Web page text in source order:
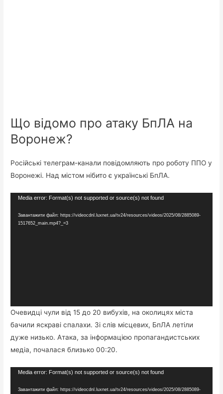
Що відомо про атаку БпЛА на
Воронеж?
Російські телеграм-канали повідомляють про роботу ППО у
Воронежі. Над містом нібито є українські БпЛА.
Відеопрогравач
Media error: Format(s) not supported or source(s) not found
Завантажити файл: https://videocdnl.luxnet.ua/tv24/resources/videos/2025/08/2885089-
1517652_main.mp4?_=3
Очевидці чули від 15 до 20 вибухів, на околицях міста
бачили яскраві спалахи. Зі слів місцевих, БпЛА летіли
дуже низько. Атака, за інформацією пропагандистських
медіа, почалася близько 00:20.
Відеопрогравач
Media error: Format(s) not supported or source(s) not found
Завантажити файл: https://videocdnl.luxnet.ua/tv24/resources/videos/2025/08/2885089-